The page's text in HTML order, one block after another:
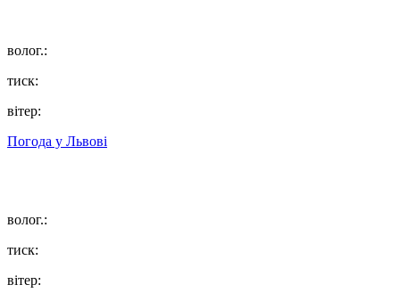
волог.:
тиск:
вітер:
Погода у Львові
волог.:
тиск:
вітер: